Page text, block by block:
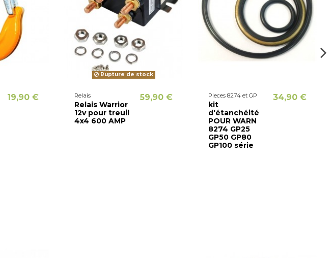
19,90 €
Rupture de stock
Relais
Relais Warrior
12v pour treuil
4x4 600 AMP
59,90 € Pieces 8274 et GP
kit
d'étanchéité
POUR WARN
8274 GP25
GP50 GP80
GP100 série
34,90 €